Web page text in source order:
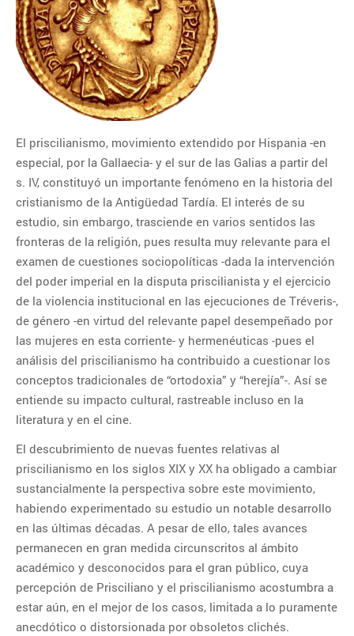
agosto 2026
L M X J V S D
1
2
5 6 7 8
9
10
11 12 13 14 15
16
17
18 19 20 21 22
23
24
25 26 27 28 29
30
31
CATEGORÍAS
Categorías
ENTRADAS RECIENTES
16-09-2026 – Lengua de signos
para la atención al alumnado
con discapacidad auditiva
15-09-2026 – Taller de
escritura: cómo escribir y editar
un libro
14-09-2026 – Lengua de signos
para la atención al público
14-10-2026 – Clases de
Lenguaje y Cultura Coreana –
Nivel Básico – Parte I
El priscilianismo, movimiento extendido por Hispania -en
especial, por la Gallaecia- y el sur de las Galias a partir del
s. IV, constituyó un importante fenómeno en la historia del
cristianismo de la Antigüedad Tardía. El interés de su
estudio, sin embargo, trasciende en varios sentidos las
fronteras de la religión, pues resulta muy relevante para el
examen de cuestiones sociopolíticas -dada la intervención
del poder imperial en la disputa priscilianista y el ejercicio
de la violencia institucional en las ejecuciones de Tréveris-,
de género -en virtud del relevante papel desempeñado por
las mujeres en esta corriente- y hermenéuticas -pues el
análisis del priscilianismo ha contribuido a cuestionar los
conceptos tradicionales de “ortodoxia” y “herejía”-. Así se
entiende su impacto cultural, rastreable incluso en la
literatura y en el cine.
El descubrimiento de nuevas fuentes relativas al
priscilianismo en los siglos XIX y XX ha obligado a cambiar
sustancialmente la perspectiva sobre este movimiento,
habiendo experimentado su estudio un notable desarrollo
en las últimas décadas. A pesar de ello, tales avances
permanecen en gran medida circunscritos al ámbito
académico y desconocidos para el gran público, cuya
percepción de Prisciliano y el priscilianismo acostumbra a
estar aún, en el mejor de los casos, limitada a lo puramente
anecdótico o distorsionada por obsoletos clichés.